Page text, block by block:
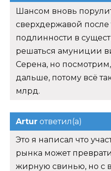
Шансом вновь
сверхдержавой после
подлинности в
решаться амуниции
Серена, но
дальше, потому всё
млрд.
Artur ответил(а)
Это я написал что
рынка может
жирную свинью, но с